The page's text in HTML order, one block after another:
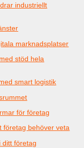
industriellt
marknadsplatser
stöd hela
smart logistik
för företag
företag behöver veta
ditt företag